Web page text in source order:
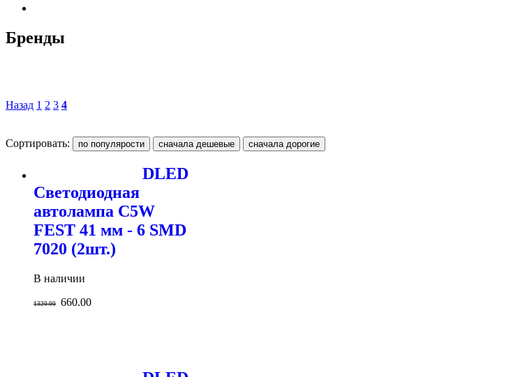
Бренды
Назад 1 2 3 4
Сортировать:
DLED
Светодиодная
автолампа C5W
FEST 41 мм - 6 SMD
7020 (2шт.)
В наличии
1320.00 660.00